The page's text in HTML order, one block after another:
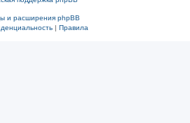
и расширения phpBB
| Правила